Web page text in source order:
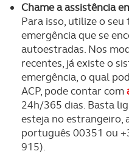
Chame a assistência
Para isso, utilize o
emergência que se
autoestradas. Nos
recentes, já existe o
emergência, o qual
ACP, pode contar com
24h/365 dias. Basta
esteja no estrangeiro,
português 00351 ou
915).